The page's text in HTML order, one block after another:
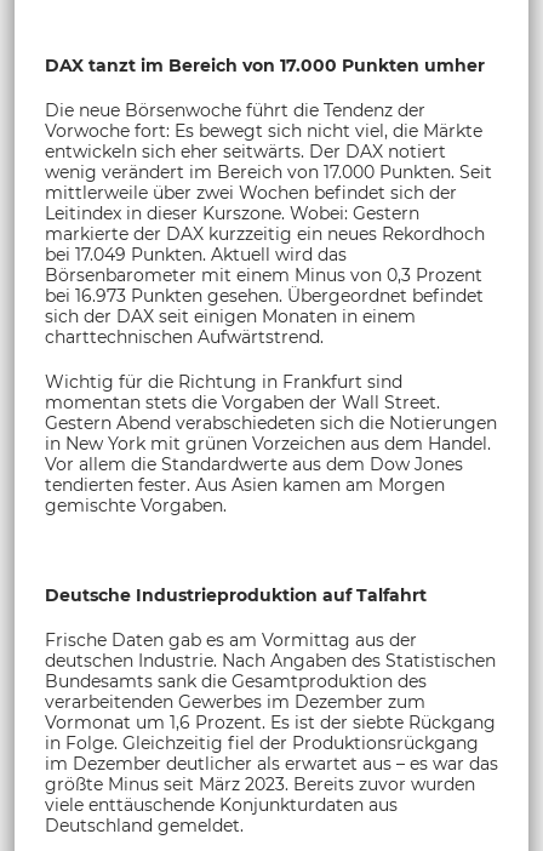
DAX tanzt im Bereich von 17.000 Punkten umher
Die neue Börsenwoche führt die Tendenz der
Vorwoche fort: Es bewegt sich nicht viel, die Märkte
entwickeln sich eher seitwärts. Der DAX notiert
wenig verändert im Bereich von 17.000 Punkten. Seit
mittlerweile über zwei Wochen befindet sich der
Leitindex in dieser Kurszone. Wobei: Gestern
markierte der DAX kurzzeitig ein neues Rekordhoch
bei 17.049 Punkten. Aktuell wird das
Börsenbarometer mit einem Minus von 0,3 Prozent
bei 16.973 Punkten gesehen. Übergeordnet befindet
sich der DAX seit einigen Monaten in einem
charttechnischen Aufwärtstrend.
Wichtig für die Richtung in Frankfurt sind
momentan stets die Vorgaben der Wall Street.
Gestern Abend verabschiedeten sich die Notierungen
in New York mit grünen Vorzeichen aus dem Handel.
Vor allem die Standardwerte aus dem Dow Jones
tendierten fester. Aus Asien kamen am Morgen
gemischte Vorgaben.
Deutsche Industrieproduktion auf Talfahrt
Frische Daten gab es am Vormittag aus der
deutschen Industrie. Nach Angaben des Statistischen
Bundesamts sank die Gesamtproduktion des
verarbeitenden Gewerbes im Dezember zum
Vormonat um 1,6 Prozent. Es ist der siebte Rückgang
in Folge. Gleichzeitig fiel der Produktionsrückgang
im Dezember deutlicher als erwartet aus – es war das
größte Minus seit März 2023. Bereits zuvor wurden
viele enttäuschende Konjunkturdaten aus
Deutschland gemeldet.